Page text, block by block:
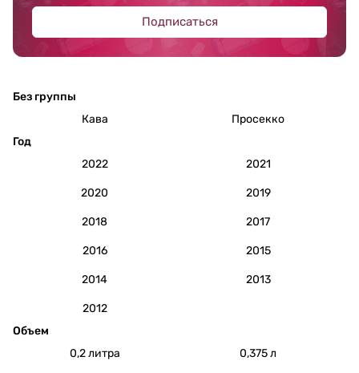
Подписаться
Без группы
Кава
Просекко
Год
2022
2021
2020 2019
2018 2017
2016 2015
2014 2013
2012
Объем
0,2 литра
0,375 л